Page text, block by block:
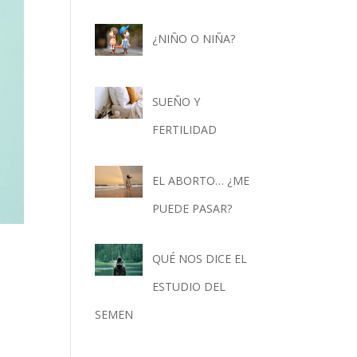
¿NIÑO O NIÑA?
SUEÑO Y
FERTILIDAD
EL ABORTO… ¿ME
PUEDE PASAR?
QUÉ NOS DICE EL
ESTUDIO DEL
SEMEN